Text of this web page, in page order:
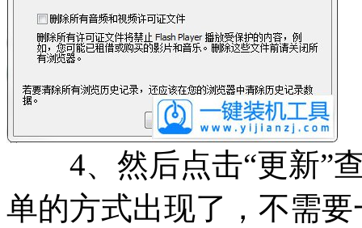
4、然后点击“更新”查
单的方式出现了，不需